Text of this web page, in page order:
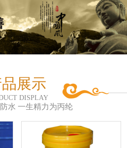
展示
DISPLAY
水 一生精力为丙纶